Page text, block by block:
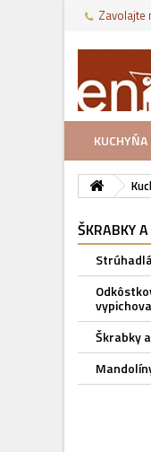
Zavolajte
KUCHYŇA
ŠKRABKY
Škrabky